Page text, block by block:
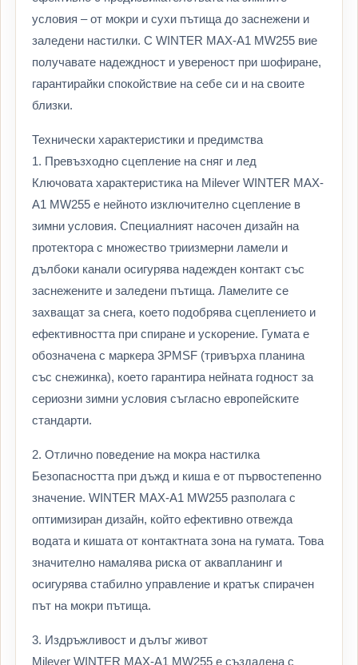
условия – от мокри и сухи пътища до заснежени и
заледени настилки. С WINTER MAX-A1 MW255 вие
получавате надеждност и увереност при шофиране,
гарантирайки спокойствие на себе си и на своите
близки.
Технически характеристики и предимства
1. Превъзходно сцепление на сняг и лед
Ключовата характеристика на Milever WINTER MAX-
A1 MW255 е нейното изключително сцепление в
зимни условия. Специалният насочен дизайн на
протектора с множество триизмерни ламели и
дълбоки канали осигурява надежден контакт със
заснежените и заледени пътища. Ламелите се
захващат за снега, което подобрява сцеплението и
ефективността при спиране и ускорение. Гумата е
обозначена с маркера 3PMSF (тривърха планина
със снежинка), което гарантира нейната годност за
сериозни зимни условия съгласно европейските
стандарти.
2. Отлично поведение на мокра настилка
Безопасността при дъжд и киша е от първостепенно
значение. WINTER MAX-A1 MW255 разполага с
оптимизиран дизайн, който ефективно отвежда
водата и кишата от контактната зона на гумата. Това
значително намалява риска от аквапланинг и
осигурява стабилно управление и кратък спирачен
път на мокри пътища.
3. Издръжливост и дълъг живот
Milever WINTER MAX-A1 MW255 е създадена с